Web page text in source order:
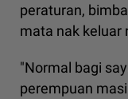
peraturan,
mata nak keluar
"Normal bagi
perempuan